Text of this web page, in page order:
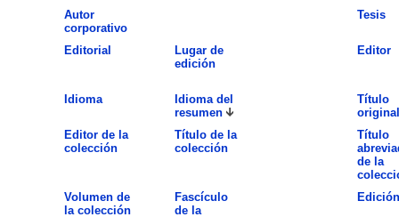
Autor
corporativo
Tesis
Editorial
Lugar de
edición
Editor
Idioma
Idioma del
resumen
Título
original
Editor de la
colección
Título de la
colección
Título
de la
Volumen de
la colección
Fascículo
de la
Edición